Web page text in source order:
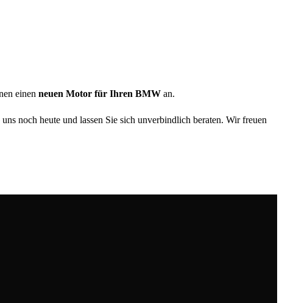
einen neuen Motor für Ihren BMW an.
noch heute und lassen Sie sich unverbindlich beraten. Wir freuen